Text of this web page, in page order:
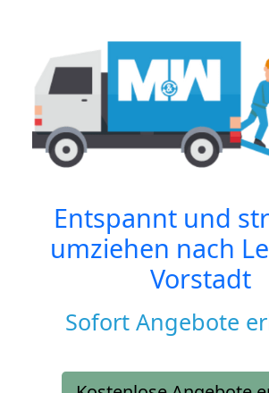
Entspannt und
umziehen nach
Vorstadt
Sofort Angebote